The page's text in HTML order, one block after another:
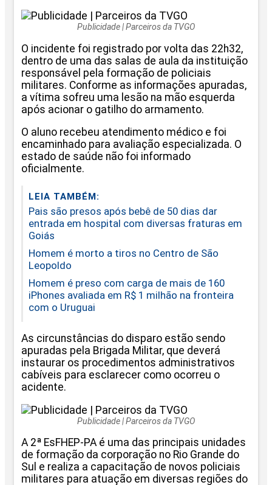
Publicidade | Parceiros da TVGO
O incidente foi registrado por volta das 22h32,
dentro de uma das salas de aula da instituição
responsável pela formação de policiais
militares. Conforme as informações apuradas,
a vítima sofreu uma lesão na mão esquerda
após acionar o gatilho do armamento.
O aluno recebeu atendimento médico e foi
encaminhado para avaliação especializada. O
estado de saúde não foi informado
oficialmente.
LEIA TAMBÉM:
Pais são presos após bebê de 50 dias dar
entrada em hospital com diversas fraturas em
Goiás
Homem é morto a tiros no Centro de São
Leopoldo
Homem é preso com carga de mais de 160
iPhones avaliada em R$ 1 milhão na fronteira
com o Uruguai
As circunstâncias do disparo estão sendo
apuradas pela Brigada Militar, que deverá
instaurar os procedimentos administrativos
cabíveis para esclarecer como ocorreu o
acidente.
Publicidade | Parceiros da TVGO
A 2ª EsFHEP-PA é uma das principais unidades
de formação da corporação no Rio Grande do
Sul e realiza a capacitação de novos policiais
militares para atuação em diversas regiões do